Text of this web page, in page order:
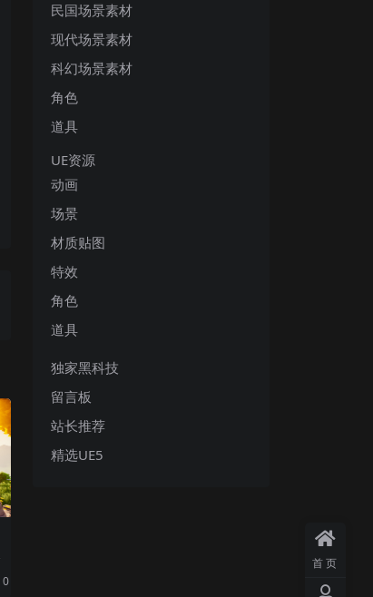
0
民国场景素材
现代场景素材
科幻场景素材
角色
道具
UE资源
动画
场景
材质贴图
特效
角色
道具
独家黑科技
留言板
站长推荐
精选UE5
首页